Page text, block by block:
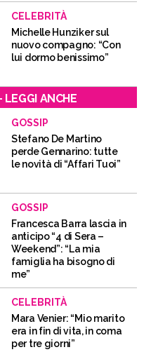
CELEBRITÀ
Michelle Hunziker sul
nuovo compagno: “Con
lui dormo benissimo”
LEGGI ANCHE
GOSSIP
Stefano De Martino
perde Gennarino: tutte
le novità di “Affari Tuoi”
GOSSIP
Francesca Barra lascia in
anticipo “4 di Sera –
Weekend”: “La mia
famiglia ha bisogno di
me”
CELEBRITÀ
Mara Venier: “Mio marito
era in fin di vita, in coma
per tre giorni”